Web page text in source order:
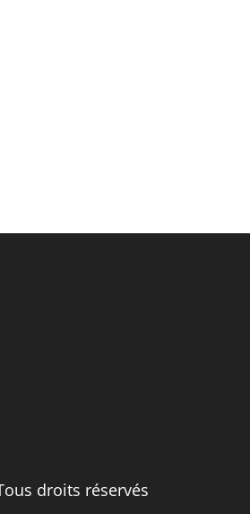
droits réservés